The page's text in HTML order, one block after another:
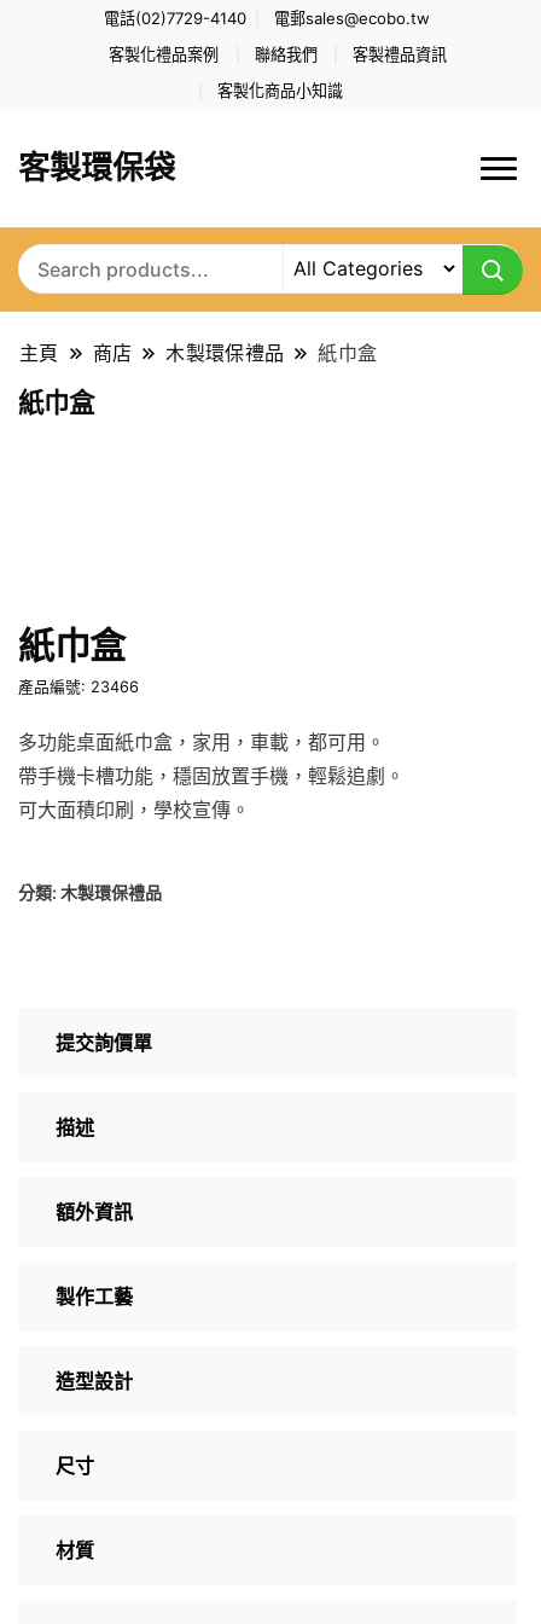
電話(02)7729-4140 電郵sales@ecobo.tw
客製化禮品案例 聯絡我們 客製禮品資訊
客製化商品小知識
客製環保袋
主頁 商店 木製環保禮品 紙巾盒
紙巾盒
紙巾盒
產品編號: 23466
多功能桌面紙巾盒，家用，車載，都可用。
帶手機卡槽功能，穩固放置手機，輕鬆追劇。
可大面積印刷，學校宣傳。
分類: 木製環保禮品
提交詢價單
描述
額外資訊
製作工藝
造型設計
尺寸
材質